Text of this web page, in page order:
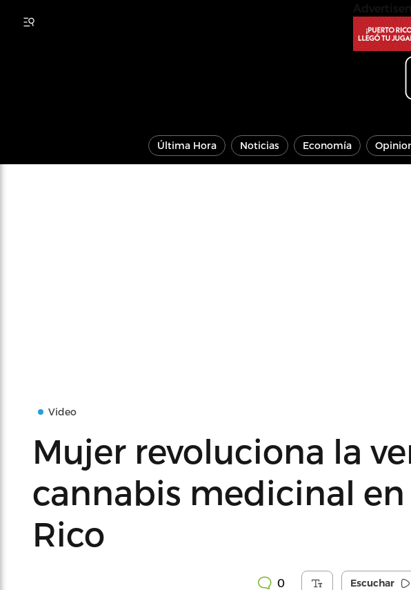
Última Hora Noticias Economía
Video
Mujer revoluciona la
cannabis medicinal
Rico
0 Escuchar